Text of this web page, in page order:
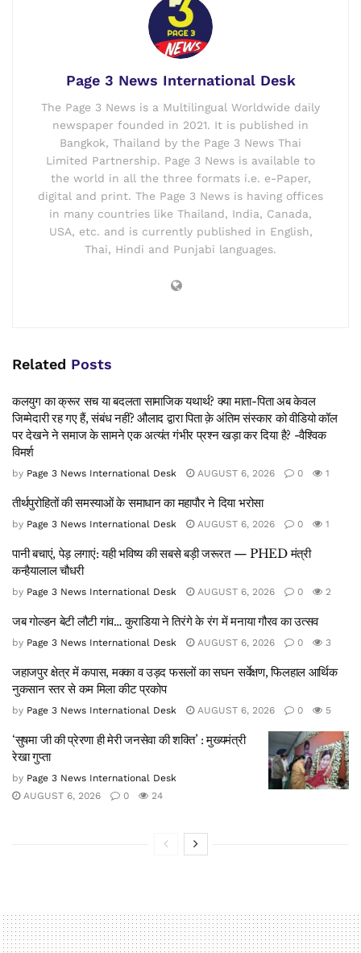
Page 3 News International Desk
The Page 3 News is a Multilingual Worldwide daily
newspaper founded in 2021. It is published in
Bangkok, Thailand by the Page 3 News Thai
Limited Partnership. Page 3 News is available to
the world in all the three formats i.e. e-Paper,
digital and print. The Page 3 News is having offices
in many countries like Thailand, India, Canada,
USA, etc. and is currently published in English,
Thai, Hindi and Punjabi languages.
Related Posts
कलयुग का क्रूर सच या बदलता सामाजिक यथार्थ? क्या माता-पिता अब केवल
जिम्मेदारी रह गए हैं, संबंध नहीं? औलाद द्वारा पिता क़े अंतिम संस्कार को वीडियो कॉल
पर देखने ने समाज के सामने एक अत्यंत गंभीर प्रश्न खड़ा कर दिया है? -वैश्विक
विमर्श
by Page 3 News International Desk AUGUST 6, 2026 0 1
तीर्थपुरोहितों की समस्याओं के समाधान का महापौर ने दिया भरोसा
by Page 3 News International Desk AUGUST 6, 2026 0 1
पानी बचाएं, पेड़ लगाएं: यही भविष्य की सबसे बड़ी जरूरत — PHED मंत्री
कन्हैयालाल चौधरी
by Page 3 News International Desk AUGUST 6, 2026 0 2
जब गोल्डन बेटी लौटी गांव… कुराडिया ने तिरंगे के रंग में मनाया गौरव का उत्सव
by Page 3 News International Desk AUGUST 6, 2026 0 3
जहाजपुर क्षेत्र में कपास, मक्का व उड़द फसलों का सघन सर्वेक्षण, फिलहाल आर्थिक
नुकसान स्तर से कम मिला कीट प्रकोप
by Page 3 News International Desk AUGUST 6, 2026 0 5
‘सुषमा जी की प्रेरणा ही मेरी जनसेवा की शक्ति’ : मुख्यमंत्री
रेखा गुप्ता
by Page 3 News International Desk
AUGUST 6, 2026
0 24